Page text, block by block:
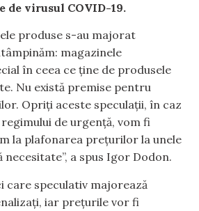
de virusul COVID-19.
produse s-au majorat
magazinele
în ceea ce ține de produsele
Nu există premise pentru
Opriți aceste speculații, în caz
de urgență, vom fi
la plafonarea prețurilor la unele
a spus Igor Dodon.
care speculativ majorează
iar prețurile vor fi